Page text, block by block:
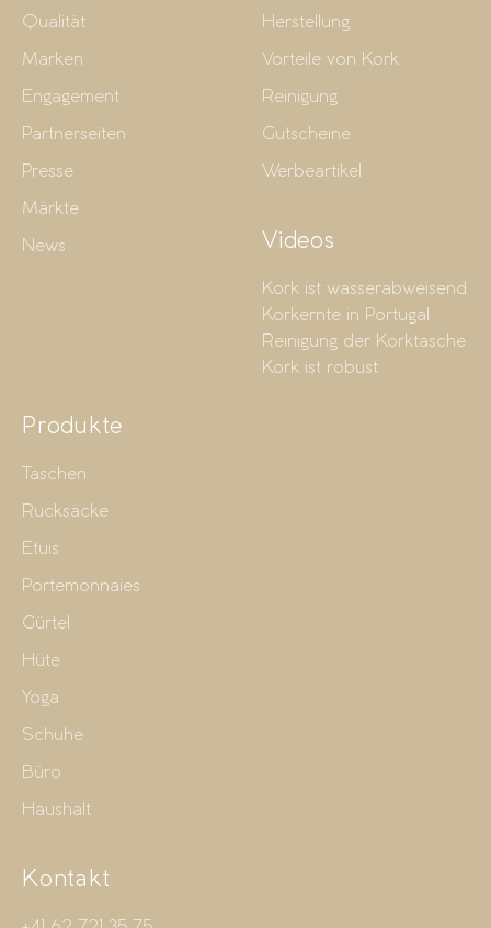
Qualität
Marken
Engagement
Partnerseiten
Presse
Märkte
News
Herstellung
Vorteile von Kork
Reinigung
Gutscheine
Werbeartikel
Videos
Kork ist wasserabweisend
Korkernte in Portugal
Reinigung der Korktasche
Kork ist robust
Produkte
Taschen
Rucksäcke
Etuis
Portemonnaies
Gürtel
Hüte
Yoga
Schuhe
Büro
Haushalt
Kontakt